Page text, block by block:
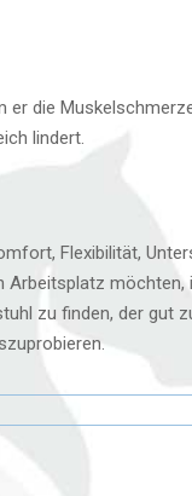
er die
lindert.
Flexibilität,
Arbeitsplatz möchten,
zu finden, der gut